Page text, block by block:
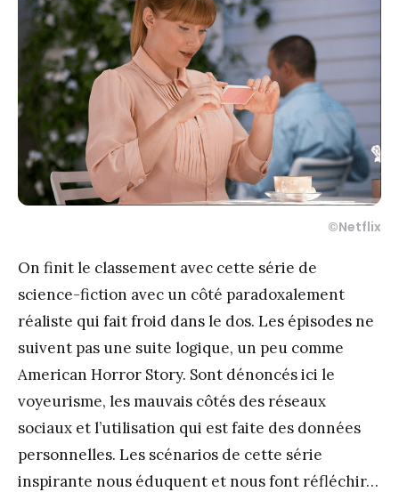
©Netflix
On finit le classement avec cette série de
science-fiction avec un côté paradoxalement
réaliste qui fait froid dans le dos. Les épisodes ne
suivent pas une suite logique, un peu comme
American Horror Story. Sont dénoncés ici le
voyeurisme, les mauvais côtés des réseaux
sociaux et l’utilisation qui est faite des données
personnelles. Les scénarios de cette série
inspirante nous éduquent et nous font réfléchir…